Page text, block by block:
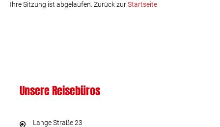
Ihre Sitzung ist abgelaufen. Zurück zurStartseite
Unsere Reisebüros
Lange Straße 23